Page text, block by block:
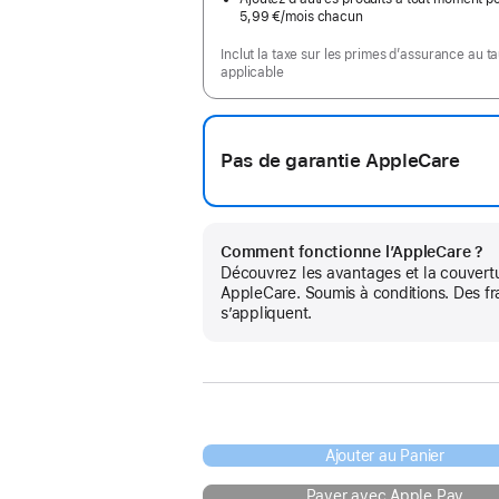
5,99 €/moispar
chacun
Inclut la taxe sur les primes d’assurance au
applicable
Pas de garantie AppleCare
Comment fonctionne l’AppleCare ?
Découvrez les avantages et la
AppleCare. Soumis à conditions. Des
s’appliquent.
Ajouter au Panier